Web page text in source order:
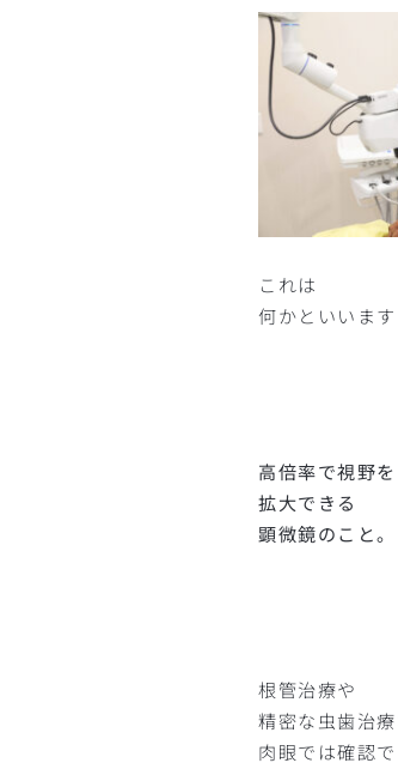
これは
何かといいま
高倍率で視野を
拡大できる
顕微鏡のこと。
根管治療や
精密な虫歯治療
肉眼では確認